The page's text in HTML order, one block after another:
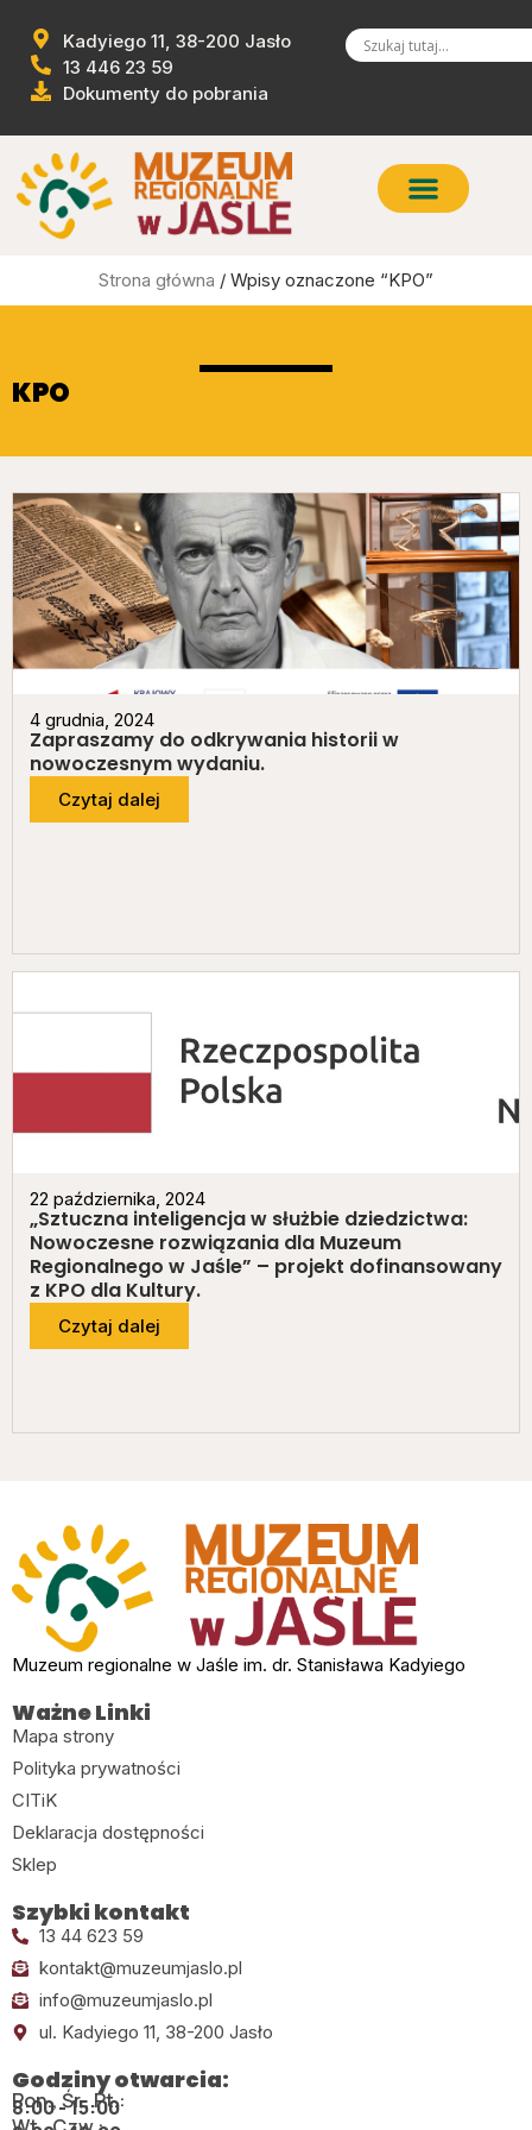
Kadyiego 11, 38-200 Jasło
13 446 23 59
Dokumenty do pobrania
Strona główna / Wpisy oznaczone “KPO”
KPO
4 grudnia, 2024
Zapraszamy do odkrywania historii w
nowoczesnym wydaniu.
Czytaj dalej
22 października, 2024
„Sztuczna inteligencja w służbie dziedzictwa:
Nowoczesne rozwiązania dla Muzeum
Regionalnego w Jaśle” – projekt dofinansowany
z KPO dla Kultury.
Czytaj dalej
Muzeum regionalne w Jaśle im. dr. Stanisława Kadyiego
Ważne Linki
Mapa strony
Polityka prywatności
CITiK
Deklaracja dostępności
Sklep
Szybki kontakt
13 44 623 59
kontakt@muzeumjaslo.pl
info@muzeumjaslo.pl
ul. Kadyiego 11, 38-200 Jasło
Godziny otwarcia:
Pon., Śr., Pt.:
8:00 - 15:00